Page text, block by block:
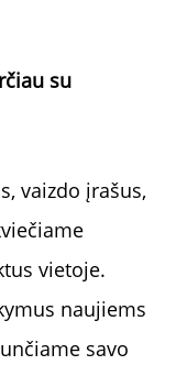
su
vietoje.
naujiems
savo